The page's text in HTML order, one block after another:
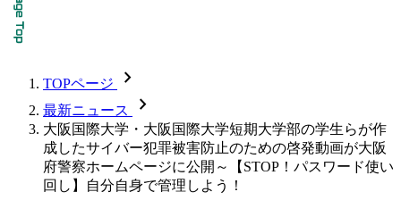
TOPページ chevron_forward
最新ニュース chevron_forward
大阪国際大学・大阪国際大学短期大学部の学生らが作
成したサイバー犯罪被害防止のための啓発動画が大阪
府警察ホームページに公開～【STOP！パスワード使い
回し】自分自身で管理しよう！